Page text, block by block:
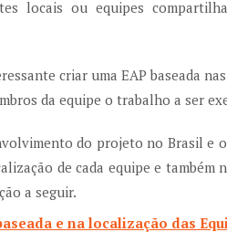
locais ou equipes
criar uma EAP baseada
da equipe o trabalho a ser
do projeto no Brasil e
de cada equipe e também
a seguir.